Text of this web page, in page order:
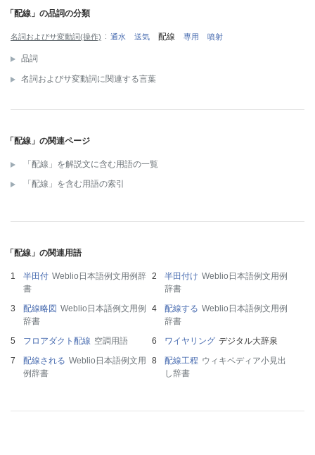
「配線」の品詞の分類
名詞およびサ変動詞(操作) 通水 送気 配線 専用 噴射
品詞
名詞およびサ変動詞に関連する言葉
「配線」の関連ページ
「配線」を解説文に含む用語の一覧
「配線」を含む用語の索引
「配線」の関連用語
半田付 Weblio日本語例文用例辞
書
半田付け Weblio日本語例文用例
辞書
配線略図 Weblio日本語例文用例
辞書
配線する Weblio日本語例文用例
辞書
フロアダクト配線 空調用語 ワイヤリング デジタル大辞泉
配線される Weblio日本語例文用
例辞書
配線工程 ウィキペディア小見出
し辞書